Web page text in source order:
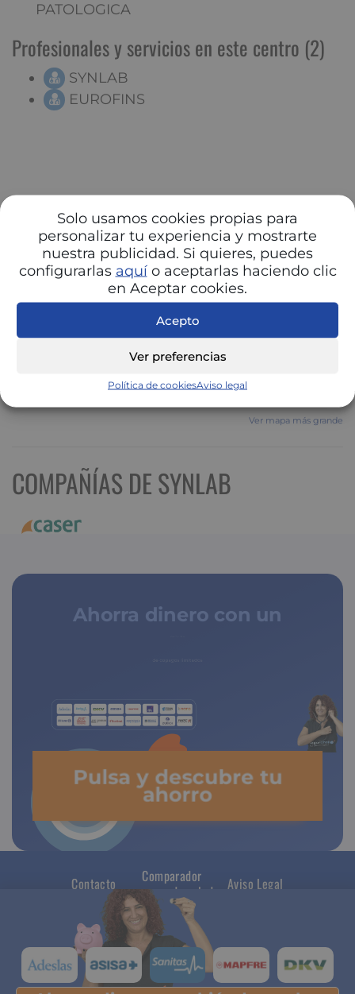
Solo usamos cookies propias para
personalizar tu experiencia y mostrarte
nuestra publicidad. Si quieres, puedes
configurarlas aquío aceptarlas haciendo clic
en Aceptar cookies.
Acepto
Ver preferencias
Política de cookiesAviso legal
PATOLOGICA
Profesionales y servicios en este centro (2)
SYNLAB
EUROFINS
Ver mapa más grande
COMPAÑÍAS DE SYNLAB
Ahorra dinero con un
Pulsa y descubre tu
ahorro
Contacto
Comparador
seguros de salud
Aviso Legal